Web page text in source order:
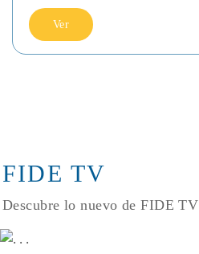
Ver
FIDE TV
Descubre lo nuevo de FIDE TV